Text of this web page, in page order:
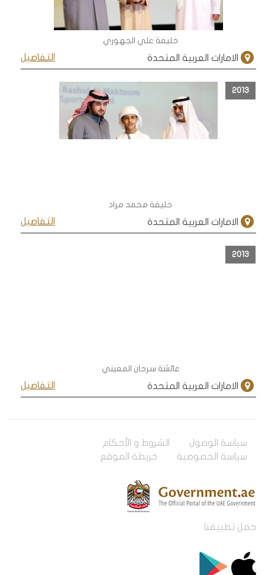
خليفة علي الجهوري
التفاصيل الامارات العربية المتحدة
2013
خليفة محمد مراد
التفاصيل الامارات العربية المتحدة
2013
عائشة سرحان المعيني
التفاصيل الامارات العربية المتحدة
سياسة الوصول
الشروط و الأحكام
سياسة الخصوصية
خريطة الموقع
حمل تطبيقنا